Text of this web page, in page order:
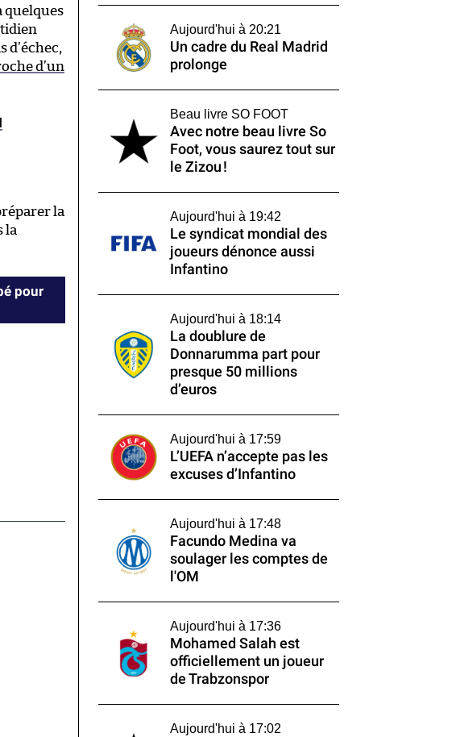
quelques
d’échec,
d’un
la
la
pour
Aujourd'hui à 20:21
Un cadre du Real Madrid
prolonge
Beau livre SO FOOT
Avec notre beau livre So
Foot, vous saurez tout sur
le Zizou !
Aujourd'hui à 19:42
Le syndicat mondial des
joueurs dénonce aussi
Infantino
Aujourd'hui à 18:14
La doublure de
Donnarumma part pour
presque 50 millions
d’euros
Aujourd'hui à 17:59
L’UEFA n’accepte pas les
excuses d’Infantino
Aujourd'hui à 17:48
Facundo Medina va
soulager les comptes de
l'OM
Aujourd'hui à 17:36
Mohamed Salah est
officiellement un joueur
de Trabzonspor
Aujourd'hui à 17:02